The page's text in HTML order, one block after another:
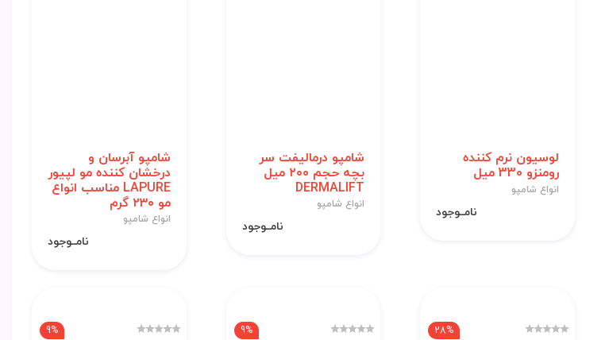
لوسیون نرم کننده
رومنزو 330 میل
انواع شامپو
نامــوجود
شامپو درمالیفت سر
بچه حجم ۲۰۰ میل
DERMALIFT
انواع شامپو
نامــوجود
شامپو آبرسان و
درخشان کننده مو لپیور
LAPURE مناسب انواع
مو ۲۳۰ گرم
انواع شامپو
نامــوجود
28%
9%
9%